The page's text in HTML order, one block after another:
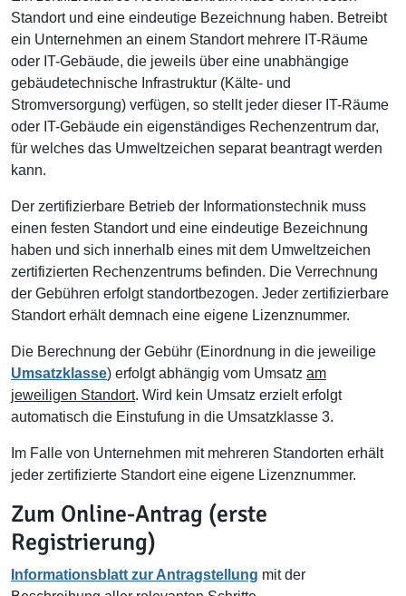
Standort und eine eindeutige Bezeichnung haben. Betreibt
ein Unternehmen an einem Standort mehrere IT-Räume
oder IT-Gebäude, die jeweils über eine unabhängige
gebäudetechnische Infrastruktur (Kälte- und
Stromversorgung) verfügen, so stellt jeder dieser IT-Räume
oder IT-Gebäude ein eigenständiges Rechenzentrum dar,
für welches das Umweltzeichen separat beantragt werden
kann.
Der zertifizierbare Betrieb der Informationstechnik muss
einen festen Standort und eine eindeutige Bezeichnung
haben und sich innerhalb eines mit dem Umweltzeichen
zertifizierten Rechenzentrums befinden. Die Verrechnung
der Gebühren erfolgt standortbezogen. Jeder zertifizierbare
Standort erhält demnach eine eigene Lizenznummer.
Die Berechnung der Gebühr (Einordnung in die jeweilige
Umsatzklasse) erfolgt abhängig vom Umsatz am
jeweiligen Standort. Wird kein Umsatz erzielt erfolgt
automatisch die Einstufung in die Umsatzklasse 3.
Im Falle von Unternehmen mit mehreren Standorten erhält
jeder zertifizierte Standort eine eigene Lizenznummer.
Zum Online-Antrag (erste
Registrierung)
Informationsblatt zur Antragstellung mit der